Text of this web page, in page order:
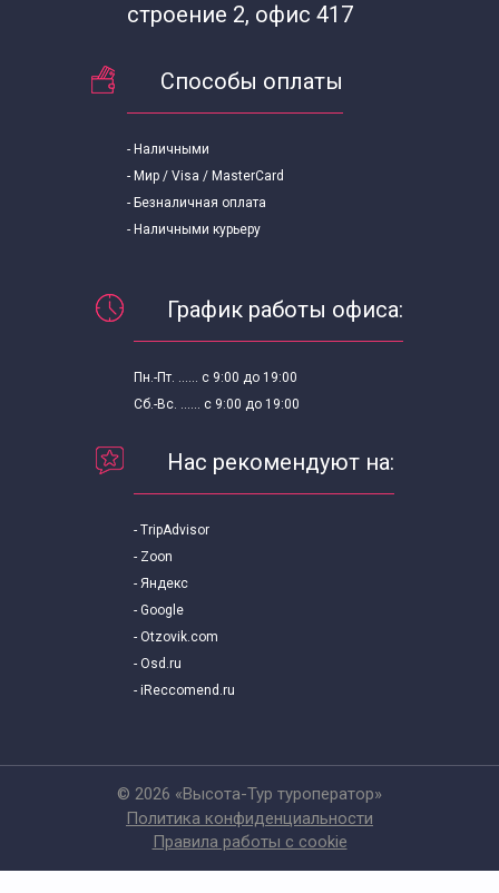
строение 2, офис 417
Способы оплаты
- Наличными
- Мир / Visa / MasterCard
- Безналичная оплата
- Наличными курьеру
График работы офиса:
Пн.-Пт. ...... с 9:00 до 19:00
Сб.-Вс. ...... с 9:00 до 19:00
Нас рекомендуют на:
- TripAdvisor
- Zoon
- Яндекс
- Google
- Otzovik.com
- Osd.ru
- iReccomend.ru
© 2026 «Высота-Тур туроператор»
Политика конфиденциальности
Правила работы с cookie